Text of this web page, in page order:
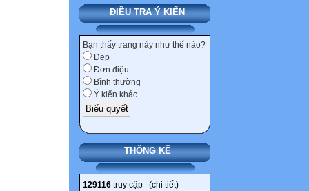
ĐIỀU TRA Ý KIẾN
Bạn thấy trang này như thế nào?
Đẹp
Đơn điệu
Bình thường
Ý kiến khác
THỐNG KÊ
129116 truy cập (chi tiết)